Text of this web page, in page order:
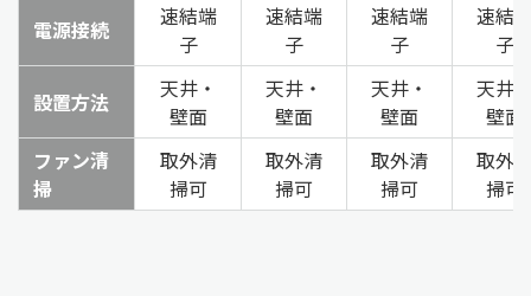
電源接続
速結端
子
速結端
子
速結端
子
速結
子
設置方法
天井・
壁面
天井・
壁面
天井・
壁面
天井
壁面
ファン清
掃
取外清
掃可
取外清
掃可
取外清
掃可
取外
掃可